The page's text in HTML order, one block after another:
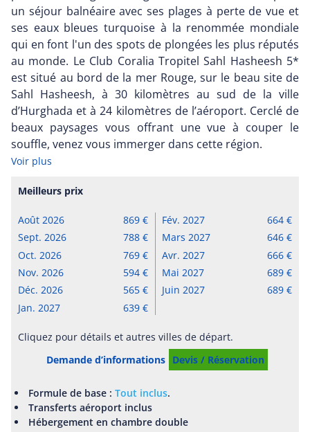
un séjour balnéaire avec ses plages à perte de vue et
ses eaux bleues turquoise à la renommée mondiale
qui en font l'un des spots de plongées les plus réputés
au monde. Le Club Coralia Tropitel Sahl Hasheesh 5*
est situé au bord de la mer Rouge, sur le beau site de
Sahl Hasheesh, à 30 kilomètres au sud de la ville
d’Hurghada et à 24 kilomètres de l’aéroport. Cerclé de
beaux paysages vous offrant une vue à couper le
souffle, venez vous immerger dans cette région.
Voir plus
Demande d’informations Devis / Réservation
Meilleurs prix
Août 2026
869
Sept. 2026
788
Oct. 2026
769
Nov. 2026
594
Déc. 2026
565
Jan. 2027
639
Fév. 2027
664
Mars 2027
646
Avr. 2027
666
Mai 2027
689
Juin 2027
689
Cliquez pour détails et autres villes de départ.
Formule de base :Tout inclus.
Transferts aéroport inclus
Hébergement en chambre double